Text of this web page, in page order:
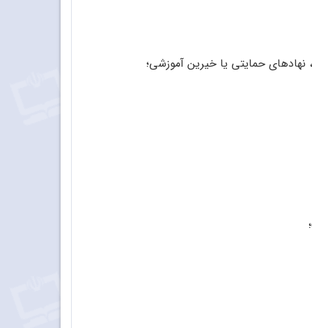
نهادهای حمایتی یا خیرین آموزشی؛